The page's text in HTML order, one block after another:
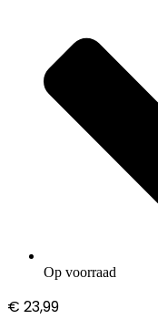
Op voorraad
€ 23,99